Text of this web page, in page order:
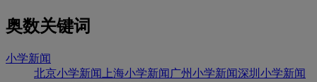
奥数关键词
小学新闻
北京小学新闻
上海小学新闻 广州小学新闻深圳小学新闻